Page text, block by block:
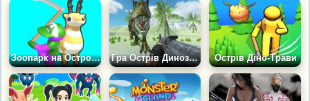
Зоопарк на Острові 2 Гра Острів Динозаврів: Буйство Острів Діно-Трави